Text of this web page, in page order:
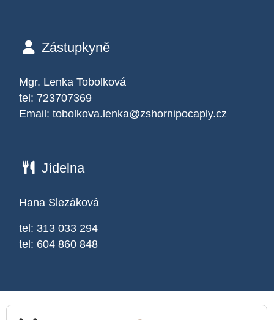
Zástupkyně
Mgr. Lenka Tobolková
tel: 723707369
Email: tobolkova.lenka@zshornipocaply.cz
Jídelna
Hana Slezáková
tel: 313 033 294
tel: 604 860 848